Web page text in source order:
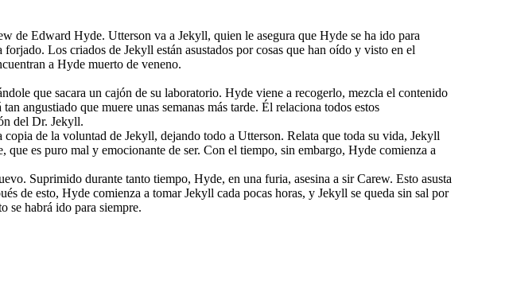
de Edward Hyde. Utterson va a Jekyll, quien le asegura que Hyde se ha ido para
Los criados de Jekyll están asustados por cosas que han oído y visto en el
a Hyde muerto de veneno.
que sacara un cajón de su laboratorio. Hyde viene a recogerlo, mezcla el contenido
angustiado que muere unas semanas más tarde. Él relaciona todos estos
del Dr. Jekyll.
de la voluntad de Jekyll, dejando todo a Utterson. Relata que toda su vida, Jekyll
es puro mal y emocionante de ser. Con el tiempo, sin embargo, Hyde comienza a
Suprimido durante tanto tiempo, Hyde, en una furia, asesina a sir Carew. Esto asusta
de esto, Hyde comienza a tomar Jekyll cada pocas horas, y Jekyll se queda sin sal por
se habrá ido para siempre.